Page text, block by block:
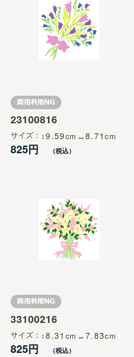
23100816
サイズ 9.59 8.71
825円
33100216
サイズ 8.31 7.83
825円